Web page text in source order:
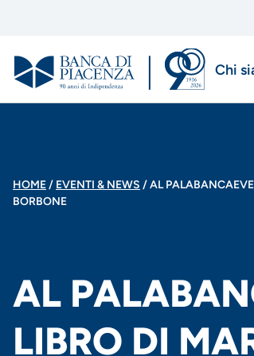
contenuto
principale
Chi
BRICIOLE
PANE
HOME EVENTI & NEWS
AL
BORBONE
AL
LIBRO DI